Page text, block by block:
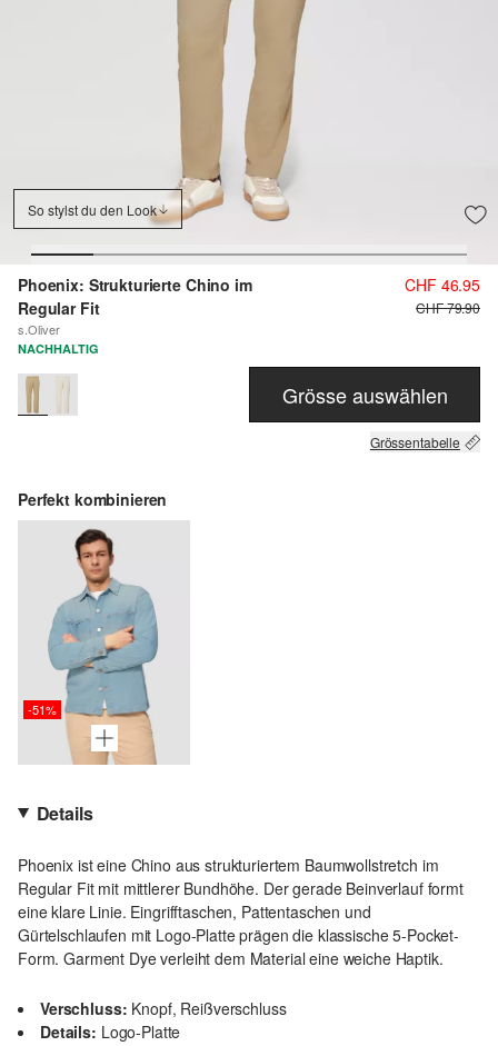
So stylst du den Look
Phoenix: Strukturierte Chino im
Regular Fit
s.Oliver
CHF 46.95
CHF 79.90
NACHHALTIG
Grösse auswählen
Grössentabelle
Perfekt kombinieren
-51%
Details
Phoenix ist eine Chino aus strukturiertem Baumwollstretch im
Regular Fit mit mittlerer Bundhöhe. Der gerade Beinverlauf formt
eine klare Linie. Eingrifftaschen, Pattentaschen und
Gürtelschlaufen mit Logo-Platte prägen die klassische 5-Pocket-
Form. Garment Dye verleiht dem Material eine weiche Haptik.
Verschluss: Knopf, Reißverschluss
Details: Logo-Platte